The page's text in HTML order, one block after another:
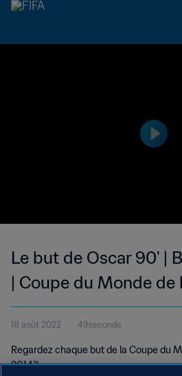
Le but de Oscar 90' |
| Coupe du Monde de
2014™
18 août 2022 49seconde
Regardez chaque but de la Coupe du
2014™.